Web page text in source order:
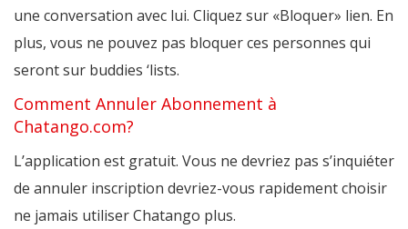
une conversation avec lui. Cliquez sur «Bloquer» lien. En
plus, vous ne pouvez pas bloquer ces personnes qui
seront sur buddies ‘lists.
Comment Annuler Abonnement à
Chatango.com?
L’application est gratuit. Vous ne devriez pas s’inquiéter
de annuler inscription devriez-vous rapidement choisir
ne jamais utiliser Chatango plus.